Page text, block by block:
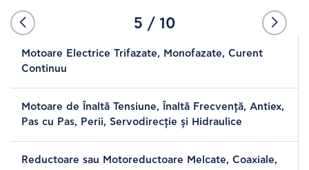
FURNIZORI
LOCATII
CONTACTATI
5 / 10
Motoare Electrice Trifazate, Monofazate, Curent
Continuu
Motoare de Înaltă Tensiune, Înaltă Frecvenţă, Antiex,
Pas cu Pas, Perii, Servodirecţie şi Hidraulice
Reductoare sau Motoreductoare Melcate, Coaxiale,